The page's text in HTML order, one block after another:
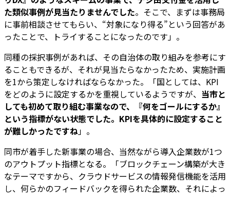
た類似事例が見当たりませんでした。そこで、まずは事務局
に事前相談させてもらい、“対象になり得る”という回答があ
ったことで、トライすることになったのです」。
同種の採択事例があれば、その自治体の取り組みを参考にす
ることもできるが、それが見当たらなかったため、実施計画
を1から策定しなければならなかった。「国としては、KPI
をどのように設定するかを重視しているようですが、 当市と
しても初めて取り組む事業なので、『何をゴールにするか』
という指標がない状態でした。KPIを具体的に設定すること
が難しかったですね」。
同市が着手した新事業の場合、当然ながら導入企業数が1つ
のアウトプット指標となる。「ブロックチェーン構築が大き
なテーマですから、クラウドサービスの情報発信機能を活用
し、何らかのフィードバックを得られた企業数、それによっ